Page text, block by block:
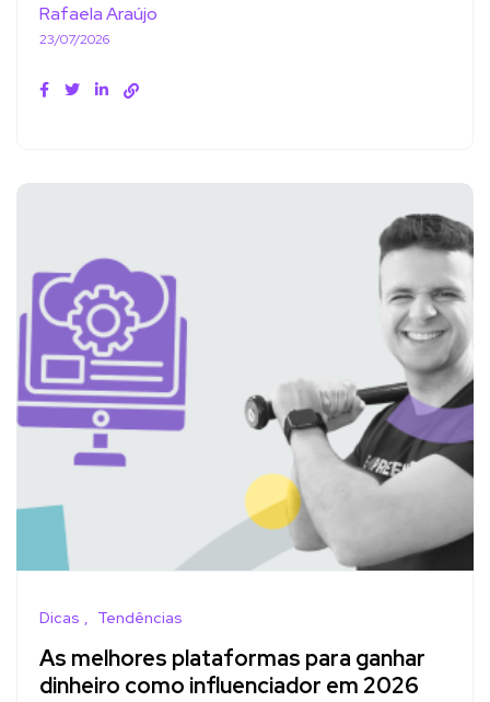
Rafaela Araújo
23/07/2026
Dicas Tendências
As melhores plataformas para ganhar
dinheiro como influenciador em 2026